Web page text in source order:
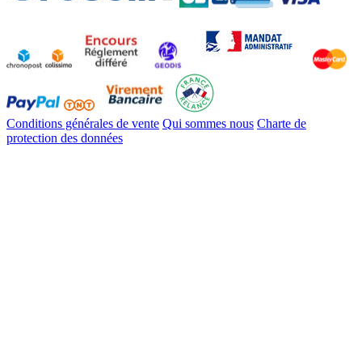
Conditions générales de vente Qui sommes nous Charte de
protection des données